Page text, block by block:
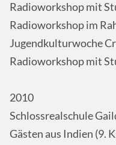
Radioworkshop mit
Radioworkshop im
Jugendkulturwoche
Radioworkshop mit
2010
Schlossrealschule
Gästen aus Indien (9.